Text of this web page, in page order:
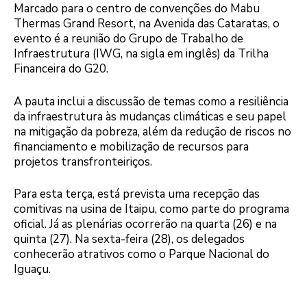
Marcado para o centro de convenções do Mabu
Thermas Grand Resort, na Avenida das Cataratas, o
evento é a reunião do Grupo de Trabalho de
Infraestrutura (IWG, na sigla em inglês) da Trilha
Financeira do G20.
A pauta inclui a discussão de temas como a resiliência
da infraestrutura às mudanças climáticas e seu papel
na mitigação da pobreza, além da redução de riscos no
financiamento e mobilização de recursos para
projetos transfronteiriços.
Para esta terça, está prevista uma recepção das
comitivas na usina de Itaipu, como parte do programa
oficial. Já as plenárias ocorrerão na quarta (26) e na
quinta (27). Na sexta-feira (28), os delegados
conhecerão atrativos como o Parque Nacional do
Iguaçu.